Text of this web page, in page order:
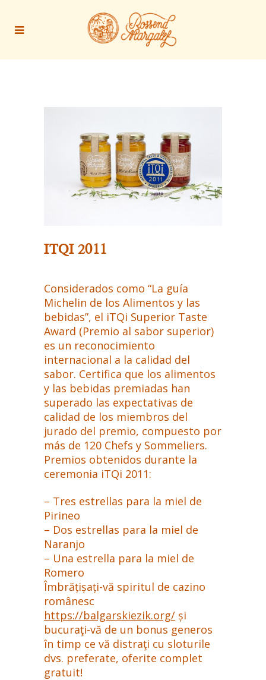
ITQI 2011
Considerados como “La guía
Michelin de los Alimentos y las
bebidas”, el iTQi Superior Taste
Award (Premio al sabor superior)
es un reconocimiento
internacional a la calidad del
sabor. Certifica que los alimentos
y las bebidas premiadas han
superado las expectativas de
calidad de los miembros del
jurado del premio, compuesto por
más de 120 Chefs y Sommeliers.
Premios obtenidos durante la
ceremonia iTQi 2011:
– Tres estrellas para la miel de
Pirineo
– Dos estrellas para la miel de
Naranjo
– Una estrella para la miel de
Romero
Îmbrățișați-vă spiritul de cazino
românesc
https://balgarskiezik.org/ și
bucuraţi-vă de un bonus generos
în timp ce vă distraţi cu sloturile
dvs. preferate, oferite complet
gratuit!